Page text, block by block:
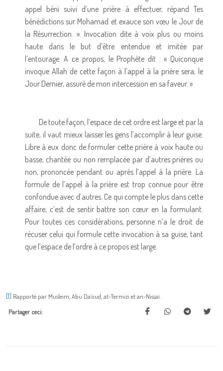
appel béni suivi d’une prière à effectuer, répand Tes
bénédictions sur Mohamad et exauce son vœu le Jour de
la Résurrection. ». Invocation dite à voix plus ou moins
haute dans le but d’être entendue et imitée par
l’entourage. A ce propos, le Prophète dit : « Quiconque
invoque Allah de cette façon à l’appel à la prière sera, le
Jour Dernier, assuré de mon intercession en sa faveur. »
De toute façon, l’espace de cet ordre est large et par la
suite, il vaut mieux laisser les gens l’accomplir à leur guise.
Libre à eux donc de formuler cette prière à voix haute ou
basse, chantée ou non remplacée par d’autres prières ou
non, prononcée pendant ou après l’appel à la prière. La
formule de l’appel à la prière est trop connue pour être
confondue avec d’autres. Ce qui compte le plus dans cette
affaire, c’est de sentir battre son cœur en la formulant.
Pour toutes ces considérations, personne n’a le droit de
récuser celui qui formule cette invocation à sa guise, tant
que l’espace de l’ordre à ce propos est large.
[1] Rapporté par Musleim, Abu Da’oud, at-Termizi et an-Nissaï.
Partager ceci: